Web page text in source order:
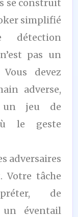
se construit
simplifié
détection
pas un
devez
adverse,
un jeu de
le geste
adversaires
Votre tâche
de
un éventail